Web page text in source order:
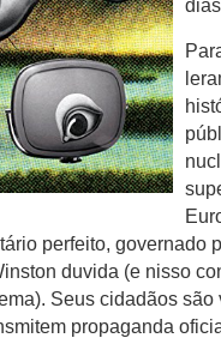
perfeito, governado
duvida (e nisso
Seus cidadãos
propaganda